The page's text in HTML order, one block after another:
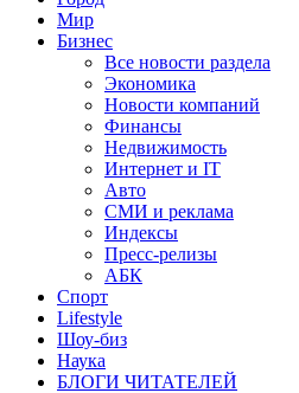
Мир
Бизнес
Все новости раздела
Экономика
Новости компаний
Финансы
Недвижимость
Интернет и IT
Авто
СМИ и реклама
Индексы
Пресс-релизы
АБК
Спорт
Lifestyle
Шоу-биз
Наука
БЛОГИ ЧИТАТЕЛЕЙ